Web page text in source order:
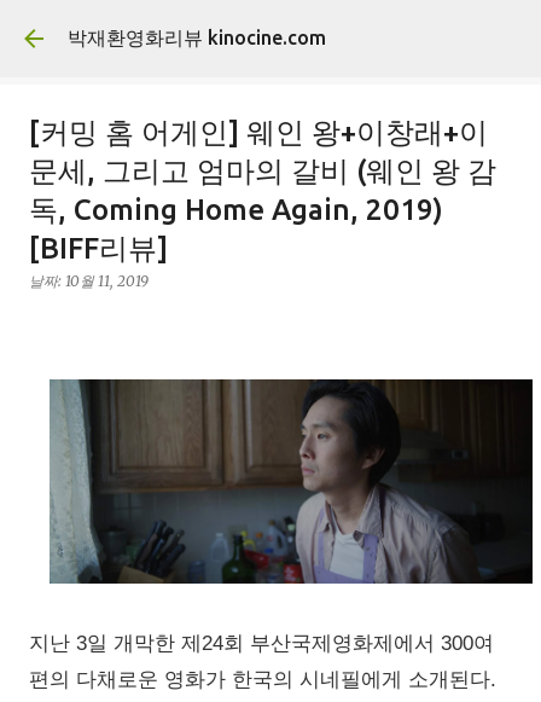
기본 콘텐츠로 건너뛰기
박재환영화리뷰 kinocine.com
[커밍 홈 어게인] 웨인 왕+이창래+이
문세, 그리고 엄마의 갈비 (웨인 왕 감
독, Coming Home Again, 2019)
[BIFF리뷰]
날짜: 10월 11, 2019
지난 3일 개막한 제24회 부산국제영화제에서 300여
편의 다채로운 영화가 한국의 시네필에게 소개된다.